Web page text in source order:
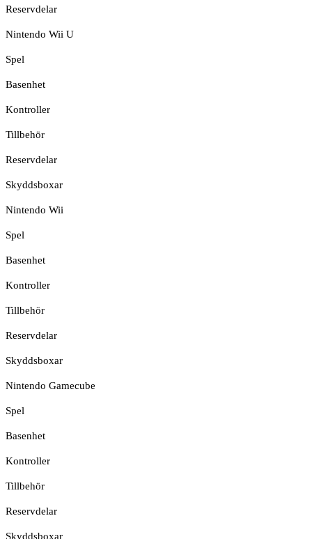
Reservdelar
Nintendo Wii U
Spel
Basenhet
Kontroller
Tillbehör
Reservdelar
Skyddsboxar
Nintendo Wii
Spel
Basenhet
Kontroller
Tillbehör
Reservdelar
Skyddsboxar
Nintendo Gamecube
Spel
Basenhet
Kontroller
Tillbehör
Reservdelar
Skyddsboxar